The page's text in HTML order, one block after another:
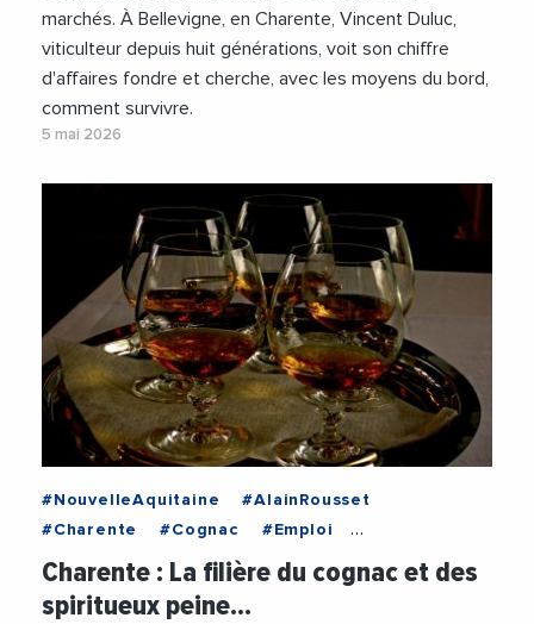
marchés. À Bellevigne, en Charente, Vincent Duluc,
viticulteur depuis huit générations, voit son chiffre
d'affaires fondre et cherche, avec les moyens du bord,
comment survivre.
5 mai 2026
#NouvelleAquitaine
#AlainRousset
#Charente
#Cognac
#Emploi
#NouvelleAquitaine
#Recrutement
Charente : La filière du cognac et des
spiritueux peine…